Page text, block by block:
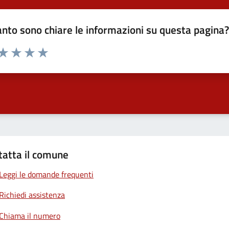
sono chiare le informazioni su questa pagina?
1 a 5 stelle la pagina
il comune
Leggi le domande frequenti
Richiedi assistenza
Chiama il numero